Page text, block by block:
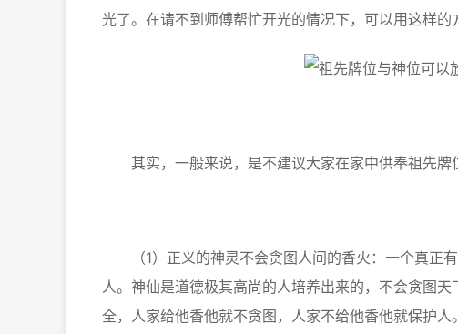
光了。在请不到师傅帮忙开光的情况下，可以用这样的
其实，一般来说，是不建议大家在家中供奉祖先牌
（1）正义的神灵不会贪图人间的香火：一个真正
人。神仙是道德极其高尚的人培养出来的，不会贪图
全，人家给他香他就不贪图，人家不给他香他就保护